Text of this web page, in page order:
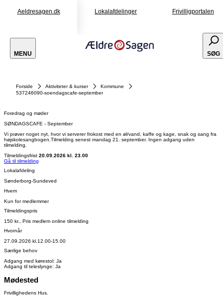
Aeldresagen.dk Lokalafdelinger Frivilligportalen
MENU SØG
Forside Aktiviteter & kurser
Kommune
537246090-soendagscafe-september
Foredrag og møder
SØNDAGSCAFE - September
Vi prøver noget nyt, hvor vi serverer frokost med en øl/vand, kaffe og kage, snak og sang fra
højskolesangbogen.Tilmelding senest mandag 21. september. Ingen adgang uden
tilmelding.
Tilmeldingsfrist 20.09.2026 kl. 23.00
Gå til tilmelding
Lokalafdeling
Sønderborg-Sundeved
Hvem
Kun for medlemmer
Tilmeldingspris
150 kr., Pris medlem online tilmelding
Hvornår
27.09.2026 kl.12.00-15.00
Særlige behov
Adgang med kørestol: Ja
Adgang til teleslynge: Ja
Mødested
Frivillighedens Hus.